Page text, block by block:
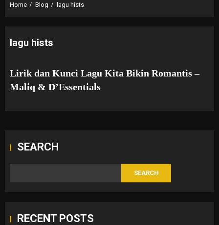
Home Blog lagu hists
lagu hists
Lirik dan Kunci Lagu Kita Bikin Romantis –
Maliq & D’Essentials
SEARCH
SEARCH
RECENT POSTS